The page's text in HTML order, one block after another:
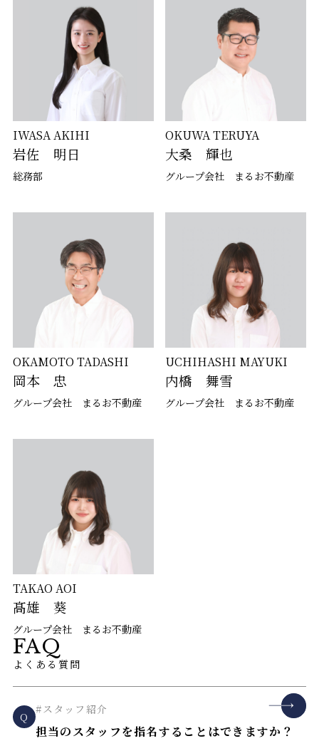
IWASA AKIHI
岩佐 明日
総務部
OKUWA TERUYA
大桑 輝也
グループ会社 まるお不動産
OKAMOTO TADASHI
岡本 忠
グループ会社 まるお不動産
UCHIHASHI MAYUKI
内橋 舞雪
グループ会社 まるお不動産
TAKAO AOI
髙雄 葵
グループ会社 まるお不動産
FAQ
よくある質問
Q
#スタッフ紹介
担当のスタッフを指名することはできますか？